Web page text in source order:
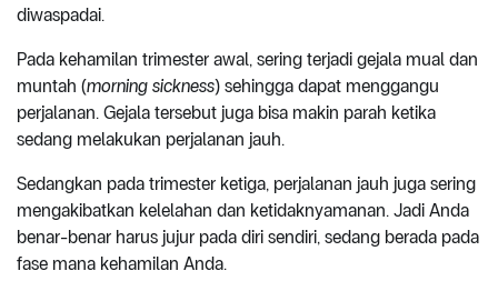
diwaspadai.
Pada kehamilan trimester awal, sering terjadi gejala mual dan
muntah (morning sickness) sehingga dapat menggangu
perjalanan. Gejala tersebut juga bisa makin parah ketika
sedang melakukan perjalanan jauh.
Sedangkan pada trimester ketiga, perjalanan jauh juga sering
mengakibatkan kelelahan dan ketidaknyamanan. Jadi Anda
benar-benar harus jujur pada diri sendiri, sedang berada pada
fase mana kehamilan Anda.